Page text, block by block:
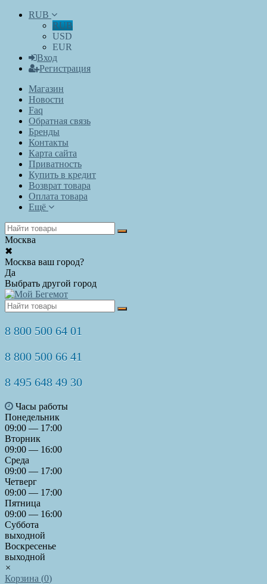
RUB
RUB
USD
EUR
Вход
Регистрация
Магазин
Новости
Faq
Обратная связь
Бренды
Контакты
Карта сайта
Приватность
Купить в кредит
Возврат товара
Оплата товара
Ещё
Москва
✖
Москва ваш город?
Да
Выбрать другой город
8 800 500 64 01
8 800 500 66 41
8 495 648 49 30
Часы работы
Понедельник
09:00 — 17:00
Вторник
09:00 — 16:00
Среда
09:00 — 17:00
Четверг
09:00 — 17:00
Пятница
09:00 — 16:00
Суббота
выходной
Воскресенье
выходной
×
Корзина (0)